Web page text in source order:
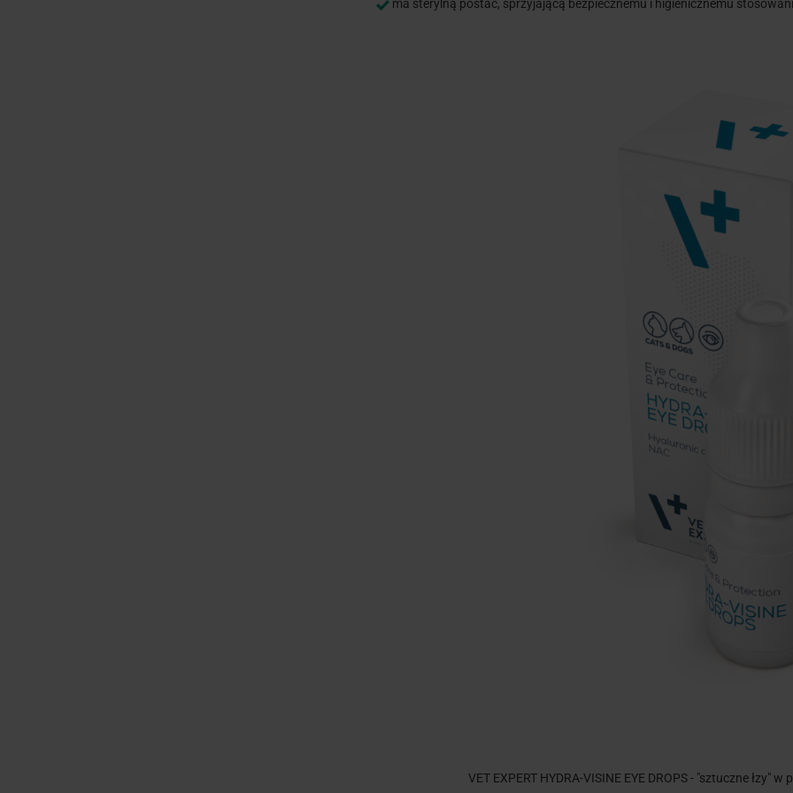
ma sterylną postać, sprzyjającą bezpiecznemu i higienicznemu
VET EXPERT HYDRA-VISINE EYE DROPS - "sztuczne łzy"